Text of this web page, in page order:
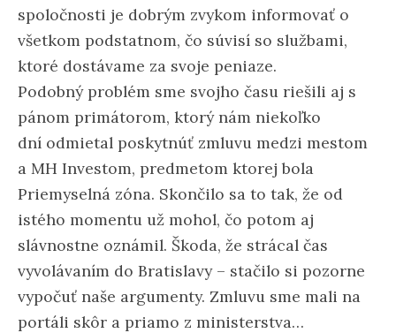
spoločnosti je dobrým zvykom informovať o
všetkom podstatnom, čo súvisí so službami,
ktoré dostávame za svoje peniaze.
Podobný problém sme svojho času riešili aj s
pánom primátorom, ktorý nám niekoľko
dní odmietal poskytnúť zmluvu medzi mestom
a MH Investom, predmetom ktorej bola
Priemyselná zóna. Skončilo sa to tak, že od
istého momentu už mohol, čo potom aj
slávnostne oznámil. Škoda, že strácal čas
vyvolávaním do Bratislavy – stačilo si pozorne
vypočuť naše argumenty. Zmluvu sme mali na
portáli skôr a priamo z ministerstva…